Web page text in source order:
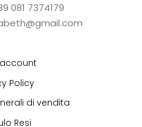
081 7374179
Policy
di vendita
Resi